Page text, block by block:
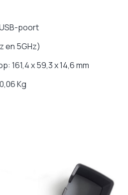
poort
en 5GHz)
161,4 x 59,3 x 14,6 mm
Kg